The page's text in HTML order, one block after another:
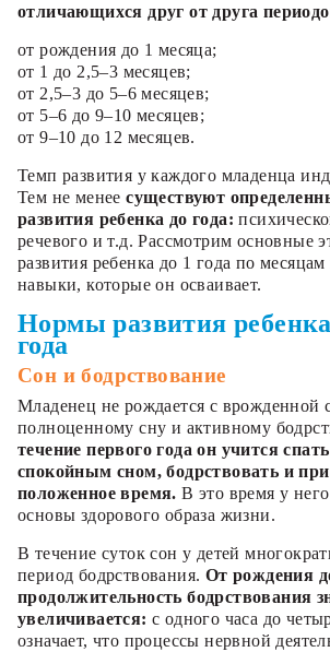
отличающихся друг от друга
от рождения до 1 месяца;
от 1 до 2,5–3 месяцев;
от 2,5–3 до 5–6 месяцев;
от 5–6 до 9–10 месяцев;
от 9–10 до 12 месяцев.
Темп развития у каждого младенца
Тем не менеесуществуют
развития ребенка до года:
речевого и т.д. Рассмотрим основные
развития ребенка до 1 года по
навыки, которые он осваивает.
Нормы развития
года
Сон и бодрствование
Младенец не рождается с врожденной
полноценному сну и активному
течение первого года он учится
спокойным сном, бодрствовать и
положенное время. В это время у
основы здорового образа жизни.
В течение суток сон у детей
период бодрствования. От рождения
продолжительность бодрствования
увеличивается: с одного часа до
означает, что процессы нервной